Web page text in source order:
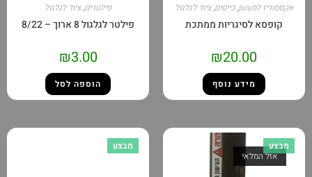
אקססוריז למעשן,כייסים,ציוד לגלגול
קופסא לסיגריות ממתכת
₪20.00
מידע נוסף
פילטרים,ציוד לגלגול
פילטר לגלגול 8 ארוך – 8/22
₪3.00
הוספה לסל
אזל המלאי
מבצע מבצע